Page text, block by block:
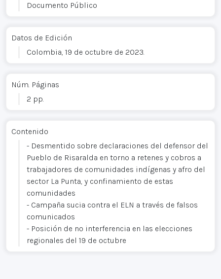
Documento Público
Datos de Edición
Colombia, 19 de octubre de 2023.
Núm. Páginas
2 pp.
Contenido
- Desmentido sobre declaraciones del defensor del
Pueblo de Risaralda en torno a retenes y cobros a
trabajadores de comunidades indígenas y afro del
sector La Punta, y confinamiento de estas
comunidades
- Campaña sucia contra el ELN a través de falsos
comunicados
- Posición de no interferencia en las elecciones
regionales del 19 de octubre